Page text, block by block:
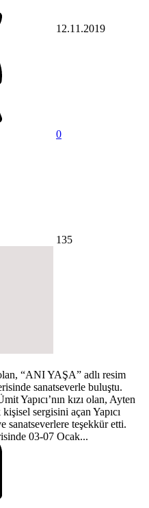
12.11.2019
0
135
“ANI YAŞA” adlı resim
sanatseverle buluştu.
Yapıcı’nın kızı olan, Ayten
kişisel sergisini açan Yapıcı
sanatseverlere teşekkür etti.
03-07 Ocak...